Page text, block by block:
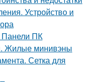
Устройство и
Панели ПК
Жилые минивэны
Сетка для